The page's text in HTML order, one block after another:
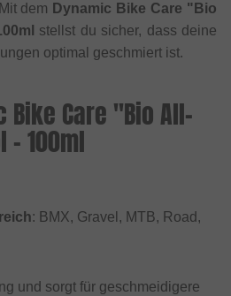
dem Dynamic Bike Care "Bio
stellst du sicher, dass deine
optimal geschmiert ist.
Bike Care "Bio All-
- 100ml
: BMX, Gravel, MTB, Road,
und sorgt für geschmeidigere